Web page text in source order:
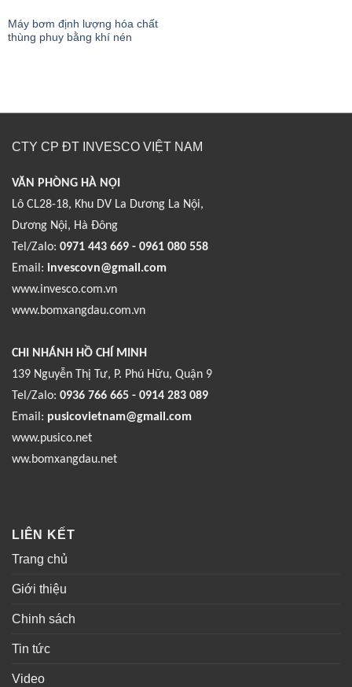
Máy bơm định lượng hóa chất
thùng phuy bằng khí nén
CTY CP ĐT INVESCO VIỆT NAM
VĂN PHÒNG HÀ NỘI
Lô CL28-18, Khu DV La Dương La Nội,
Dương Nội, Hà Đông
Tel/Zalo: 0971 443 669 - 0961 080 558
Email: invescovn@gmail.com
www.invesco.com.vn
www.bomxangdau.com.vn
CHI NHÁNH HỒ CHÍ MINH
139 Nguyễn Thị Tư, P. Phú Hữu, Quận 9
Tel/Zalo: 0936 766 665 - 0914 283 089
Email: pusicovietnam@gmail.com
www.pusico.net
ww.bomxangdau.net
LIÊN KẾT
Trang chủ
Giới thiệu
Chinh sách
Tin tức
Video